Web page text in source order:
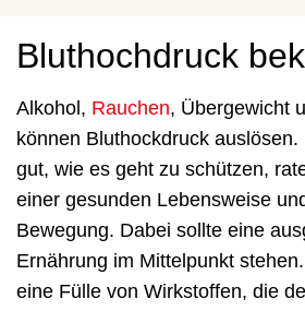
Bluthochdruck
Alkohol, Rauchen, Übergewicht
können Bluthockdruck
gut, wie es geht zu schützen,
einer gesunden Lebensweise
Bewegung. Dabei sollte eine
Ernährung im Mittelpunkt
eine Fülle von Wirkstoffen, die